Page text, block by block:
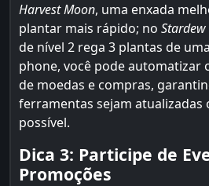
Harvest Moon, uma enxada
plantar mais rápido; no Stardew
de nível 2 rega 3 plantas de
phone, você pode automatizar
de moedas e compras,
ferramentas sejam atualizadas
possível.
Dica 3: Participe de
Promoções